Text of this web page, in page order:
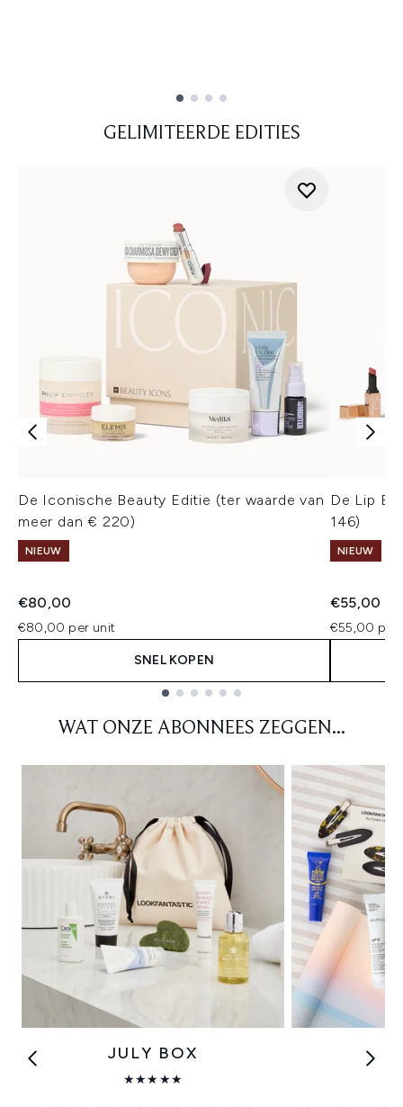
GELIMITEERDE EDITIES
De Iconische Beauty Editie (ter waarde van
meer dan € 220)
NIEUW
€80,00
€80,00 per unit
SNEL KOPEN
De Lip
146)
NIEUW
€55,00
€55,00 per
WAT ONZE ABONNEES ZEGGEN...
JULY BOX
★★★★★